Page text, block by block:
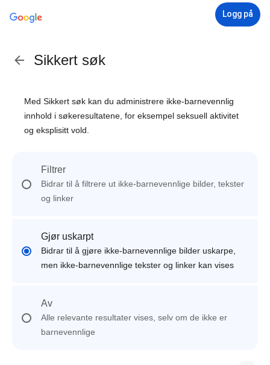
Logg på
Sikkert søk
Med Sikkert søk kan du administrere ikke-barnevennlig
innhold i søkeresultatene, for eksempel seksuell aktivitet
og eksplisitt vold.
Filtrer
Bidrar til å filtrere ut ikke-barnevennlige bilder, tekster
og linker
Gjør uskarpt
Bidrar til å gjøre ikke-barnevennlige bilder uskarpe,
men ikke-barnevennlige tekster og linker kan vises
Av
Alle relevante resultater vises, selv om de ikke er
barnevennlige